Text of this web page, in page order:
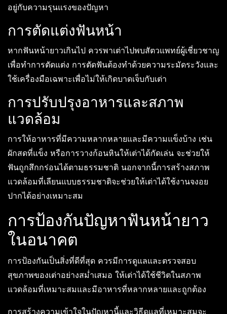
อยู่กับความรุนแรงของปัญหา
การตัดแต่งฟันหน้า
หากฟันหน้ายาวเกินไป ควรพาเต่าไปพบสัตวแพทย์ผู้เชี่ยวชาญ
เพื่อทำการตัดแต่ง การตัดฟันต้องทำด้วยความระมัดระวังและ
ใช้เครื่องมือเฉพาะเพื่อไม่ให้เกิดบาดเจ็บกับเต่า
การปรับปรุงอาหารและสภาพ
แวดล้อม
การให้อาหารที่มีความหลากหลายและมีความแข็งบ้าง เช่น
ผักสดที่แข็ง หรือการวางก้อนหินให้เต่าได้กัดเล่น จะช่วยให้
ฟันถูกสึกกร่อนได้ตามธรรมชาติ นอกจากนี้การสร้างสภาพ
แวดล้อมที่เลียนแบบธรรมชาติจะช่วยให้เต่าได้ใช้งานจงอย
ปากได้อย่างเหมาะสม
การป้องกันปัญหาฟันหน้ายาว
ในอนาคต
การป้องกันเป็นสิ่งที่ดีที่สุด ควรมีการดูแลและตรวจสอบ
สุขภาพของเต่าอย่างสม่ำเสมอ ให้เต่าได้ใช้ชีวิตในสภาพ
แวดล้อมที่เหมาะสมและมีอาหารที่หลากหลายและถูกต้อง
การสร้างความเข้าใจในปัญหานี้และวิธีดูแลที่เหมาะสมจะ